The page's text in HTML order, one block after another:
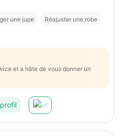
une jupe Réajuster une robe
et a hâte de vous donner un